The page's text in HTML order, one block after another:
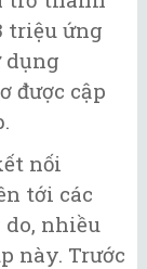
triệu ứng
dụng
được cập
nối
tới các
nhiều
này. Trước